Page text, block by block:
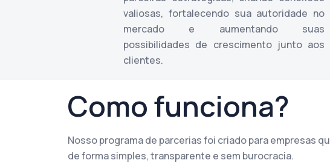
valiosas, fortalecendo sua autoridade no
mercado e aumentando suas
possibilidades de crescimento junto aos
clientes.
Como funciona?
Nosso programa de parcerias foi criado para empresas
de forma simples, transparente e sem burocracia.